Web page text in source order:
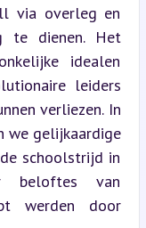
via overleg en
te dienen. Het
idealen
leiders
verliezen. In
we gelijkaardige
schoolstrijd in
beloftes van
werden door